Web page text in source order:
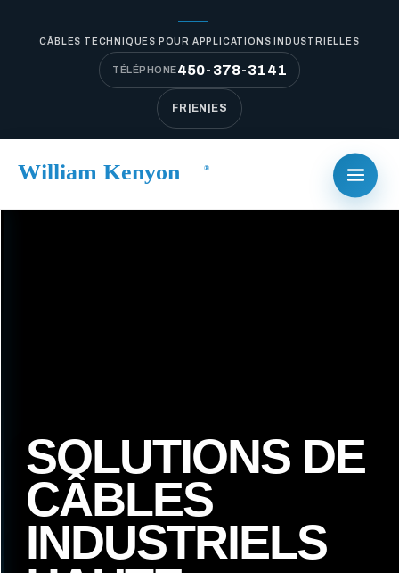
CÂBLES TECHNIQUES POUR APPLICATIONS INDUSTRIELLES
TÉLÉPHONE450-378-3141
FR EN ES
SOLUTIONS DE
CÂBLES
INDUSTRIELS